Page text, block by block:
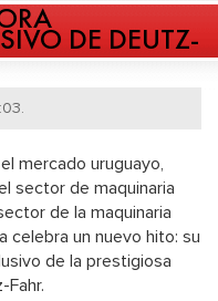
DE DEUTZ-
mercado uruguayo,
sector de maquinaria
de la maquinaria
celebra un nuevo hito: su
de la prestigiosa